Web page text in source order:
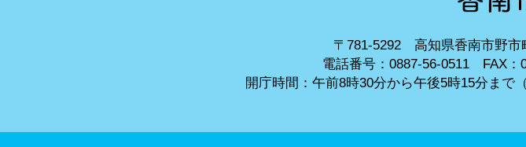
〒781-5292 高知県香南市野市
電話番号：0887-56-0511
FAX：
開庁時間：午前8時30分から午後5時15分まで